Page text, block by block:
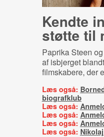
Kendte
støtte til
Paprika Steen
af isbjerget
filmskabere, der
Læs også:
biografklub
Læs også:
Læs også:
Læs også:
Læs også: